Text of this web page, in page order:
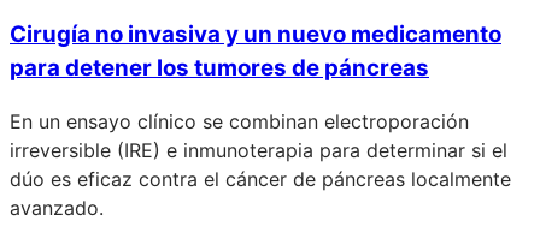
Cirugía no invasiva y un nuevo medicamento
para detener los tumores de páncreas
En un ensayo clínico se combinan electroporación
irreversible (IRE) e inmunoterapia para determinar si el
dúo es eficaz contra el cáncer de páncreas localmente
avanzado.